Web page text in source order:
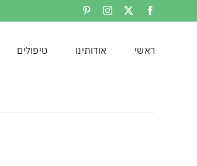
לתוכן
Facebook
X
Instagram
ראשי אודותינו טיפולים